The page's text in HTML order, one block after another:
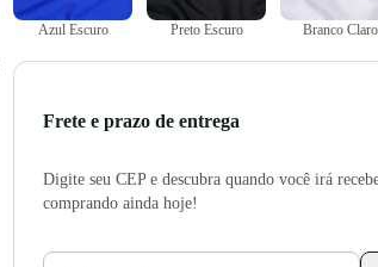
Azul Escuro Preto Escuro Branco Claro
Frete e prazo de entrega
Digite seu CEP e descubra quando você irá
comprando ainda hoje!
CEP